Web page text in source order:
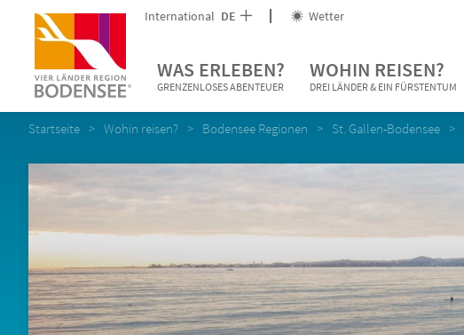
International DE Wetter
WAS ERLEBEN?
GRENZENLOSES ABENTEUER
WOHIN REISEN?
DREI LÄNDER & EIN FÜRSTENTUM
Startseite Wohin reisen? Bodensee Regionen St. Gallen-Bodensee